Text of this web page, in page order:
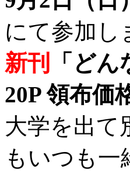
にて参加し
新刊
「ど
20P 領布価
大学を出て
もいつも